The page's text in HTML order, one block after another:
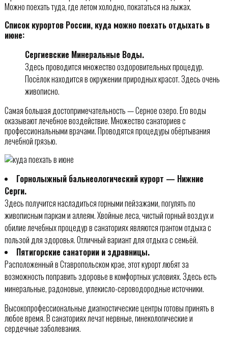
Можно поехать туда, где летом холодно, покататься на лыжах.
Список курортов России, куда можно поехать отдыхать в
июне:
Сергиевские Минеральные Воды.
Здесь проводится множество оздоровительных процедур.
Посёлок находится в окружении природных красот. Здесь очень
живописно.
Самая большая достопримечательность — Серное озеро. Его воды
оказывают лечебное воздействие. Множество санаториев с
профессиональными врачами. Проводятся процедуры обёртывания
лечебной грязью.
Горнолыжный бальнеологический курорт — Нижние
Серги.
Здесь получится насладиться горными пейзажами, погулять по
живописным паркам и аллеям. Хвойные леса, чистый горный воздух и
обилие лечебных процедур в санаториях являются грантом отдыха с
пользой для здоровья. Отличный вариант для отдыха с семьёй.
Пятигорские санатории и здравницы.
Расположенный в Ставропольском крае, этот курорт любят за
возможность поправить здоровье в комфортных условиях. Здесь есть
минеральные, радоновые, углекисло-сероводородные источники.
Высокопрофессиональные диагностические центры готовы принять в
любое время. В санаториях лечат нервные, гинекологические и
сердечные заболевания.